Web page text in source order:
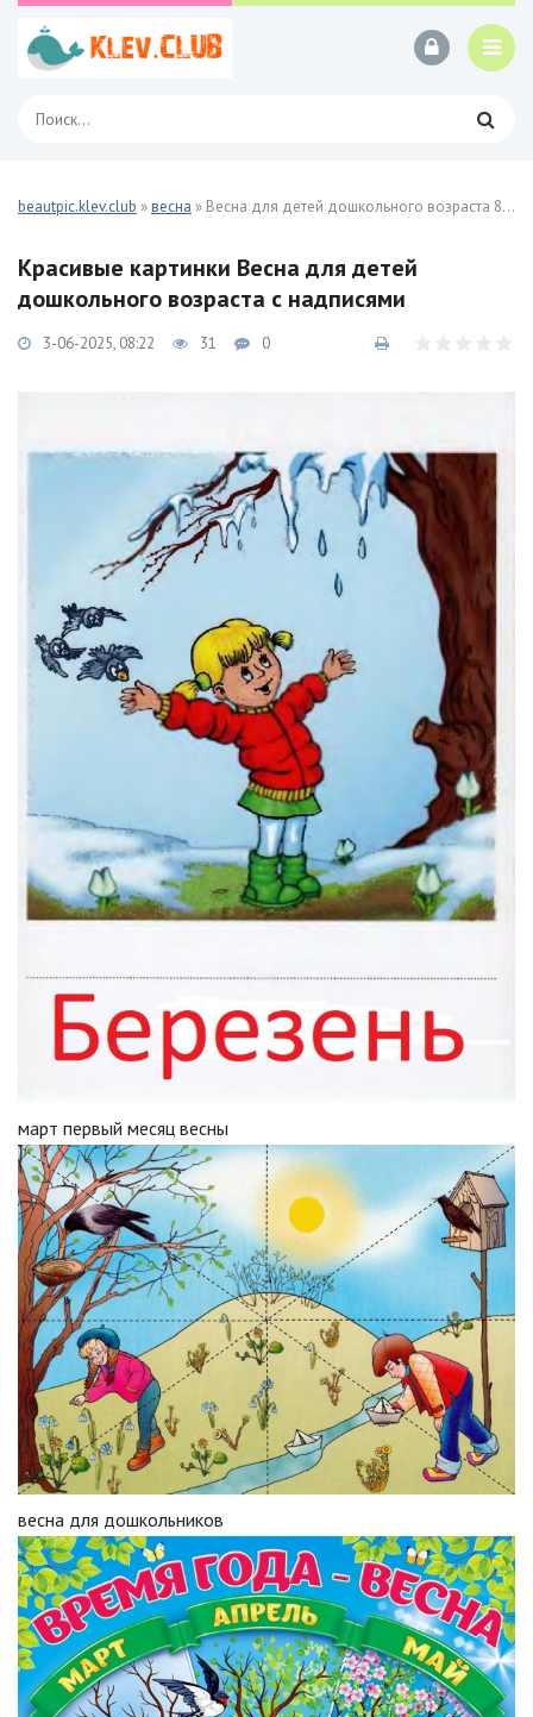
beautpic.klev.club »весна » Весна для детей дошкольного возраста 86 фото
Красивые картинки Весна для детей
дошкольного возраста с надписями
3-06-2025, 08:22 31 0
март первый месяц весны
весна для дошкольников